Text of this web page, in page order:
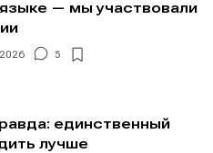
— мы участвовали
5
единственный
лучше